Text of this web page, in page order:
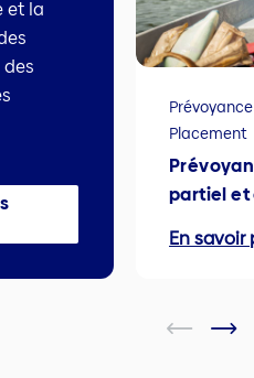
et la
Placement
partiel et
En savoir